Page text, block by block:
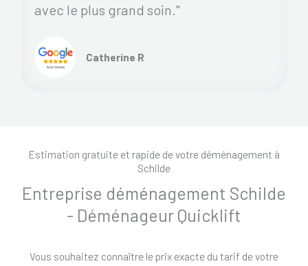
avec le plus grand soin."
Catherine R
Estimation gratuite et rapide de votre déménagement à
Schilde
Entreprise déménagement Schilde
- Déménageur Quicklift
Vous souhaitez connaître le prix exacte du tarif de votre